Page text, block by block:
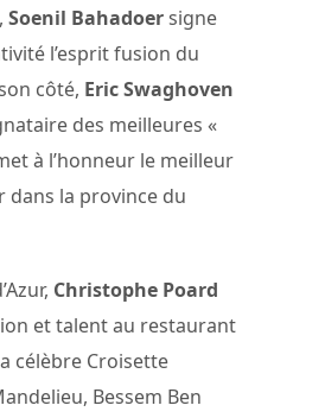
Soenil Bahadoersigne
l’esprit fusion du
côté, Eric Swaghoven
des meilleures «
à l’honneur le meilleur
dans la province du
Christophe Poard
et talent au restaurant
célèbre Croisette
Bessem Ben